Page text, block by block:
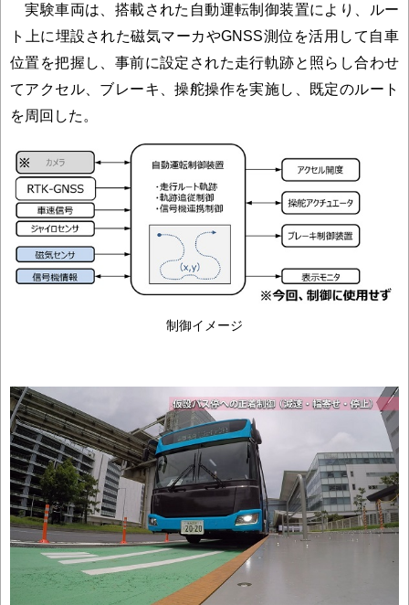
実験車両は、搭載された自動運転制御装置により、ルー
ト上に埋設された磁気マーカやGNSS測位を活用して自車
位置を把握し、事前に設定された走行軌跡と照らし合わせ
てアクセル、ブレーキ、操舵操作を実施し、既定のルート
を周回した。
制御イメージ